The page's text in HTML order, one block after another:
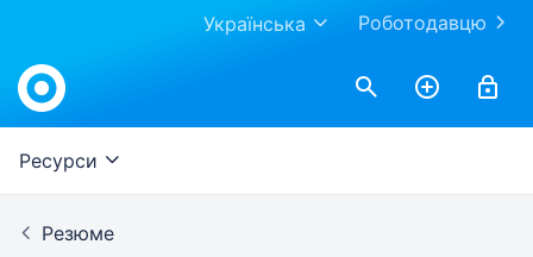
Роботодавцю
Українська
Work.ua
Ресурси
Резюме